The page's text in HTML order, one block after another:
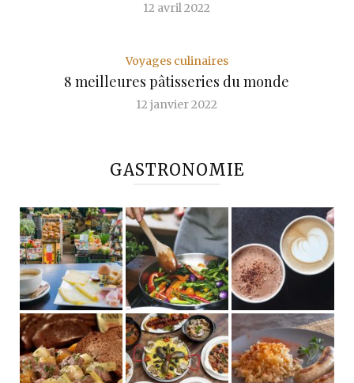
12 avril 2022
Voyages culinaires
8 meilleures pâtisseries du monde
12 janvier 2022
GASTRONOMIE